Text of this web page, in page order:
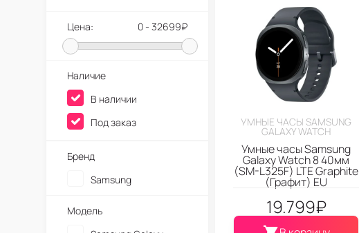
УМНЫЕ ЧАСЫ SAMSUNG
GALAXY WATCH
Умные часы Samsung
Galaxy Watch 8 40мм
(SM-L325F) LTE Graphite
(Графит) EU
19.799₽
Цена: 0 - 32699₽
Наличие
В наличии
Под заказ
Бренд
Samsung
Модель